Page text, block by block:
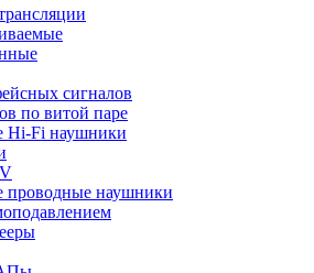
сигналов
по витой паре
Hi-Fi наушники
проводные наушники